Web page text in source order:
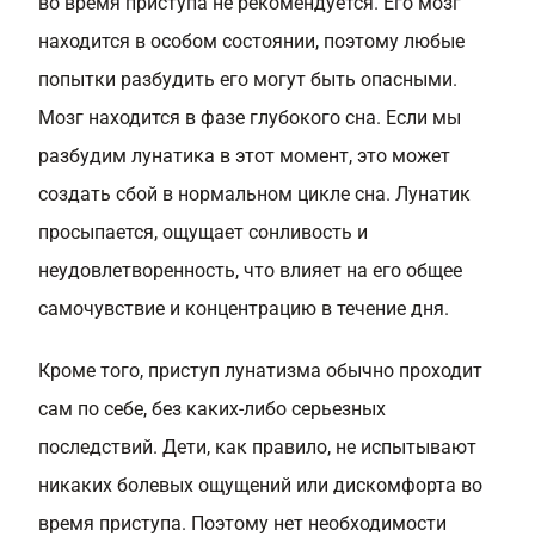
находится в особом состоянии, поэтому любые
попытки разбудить его могут быть опасными.
Мозг находится в фазе глубокого сна. Если мы
разбудим лунатика в этот момент, это может
создать сбой в нормальном цикле сна. Лунатик
просыпается, ощущает сонливость и
неудовлетворенность, что влияет на его общее
самочувствие и концентрацию в течение дня.
Кроме того, приступ лунатизма обычно проходит
сам по себе, без каких-либо серьезных
последствий. Дети, как правило, не испытывают
никаких болевых ощущений или дискомфорта во
время приступа. Поэтому нет необходимости